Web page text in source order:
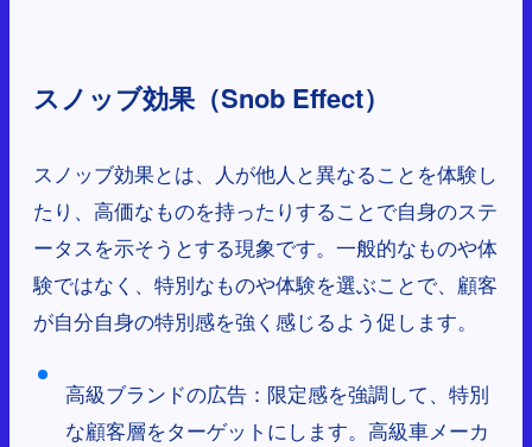
スノッブ効果（Snob Effect）
スノッブ効果とは、人が他人と異なることを体験し
たり、高価なものを持ったりすることで自身のステ
ータスを示そうとする現象です。一般的なものや体
験ではなく、特別なものや体験を選ぶことで、顧客
が自分自身の特別感を強く感じるよう促します。
高級ブランドの広告：限定感を強調して、特別
な顧客層をターゲットにします。高級車メーカ